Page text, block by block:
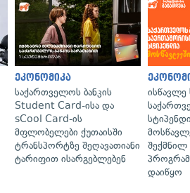
ეკონომიკა
საქართველოს ბანკის
Student Card-ისა და
sCool Card-ის
მფლობელები ქუთაისში
ტრანსპორტზე შეღავათიანი
ტარიფით ისარგებლებენ
ისწავლე
დაიწყო